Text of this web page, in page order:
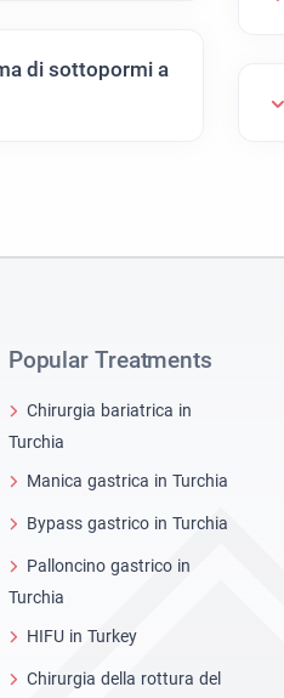
di sottopormi a
Popular Treatments
Chirurgia bariatrica in
Turchia
Manica gastrica in Turchia
Bypass gastrico in Turchia
Palloncino gastrico in
Turchia
HIFU in Turkey
Chirurgia della rottura del